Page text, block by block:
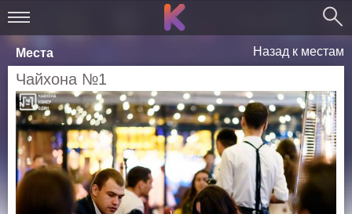
Места Назад к местам
Чайхона №1